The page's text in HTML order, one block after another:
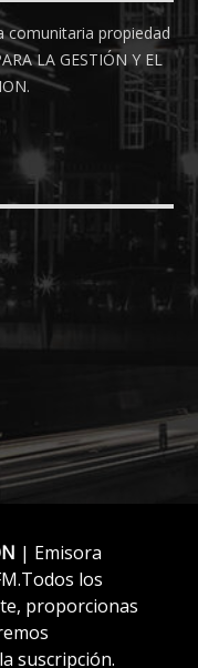
comunitaria propiedad
LA GESTIÓN Y EL
| Emisora
los
proporcionas
suscripción.